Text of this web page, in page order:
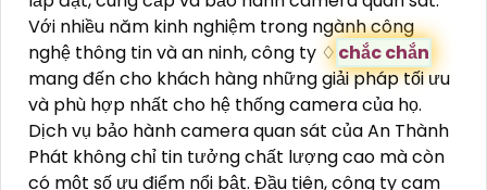
Với nhiều năm kinh nghiệm trong ngành công
nghệ thông tin và an ninh, công ty ♢ chắc chắn
mang đến cho khách hàng những giải pháp tối ưu
và phù hợp nhất cho hệ thống camera của họ.
Dịch vụ bảo hành camera quan sát của An Thành
Phát không chỉ tin tưởng chất lượng cao mà còn
có một số ưu điểm nổi bật. Đầu tiên, công ty cam